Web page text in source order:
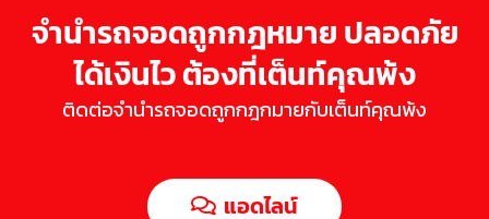
จำนำรถจอดถูกกฎหมาย ปลอดภัย
ได้เงินไว ต้องที่เต็นท์คุณพ้ง
ติดต่อจำนำรถจอดถูกกฎกมายกับเต็นท์คุณพ้ง
แอดไลน์